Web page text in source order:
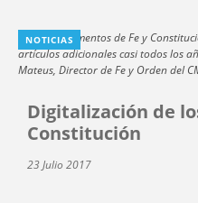
NOTICIAS
Digitalización de
Constitución
23 Julio 2017